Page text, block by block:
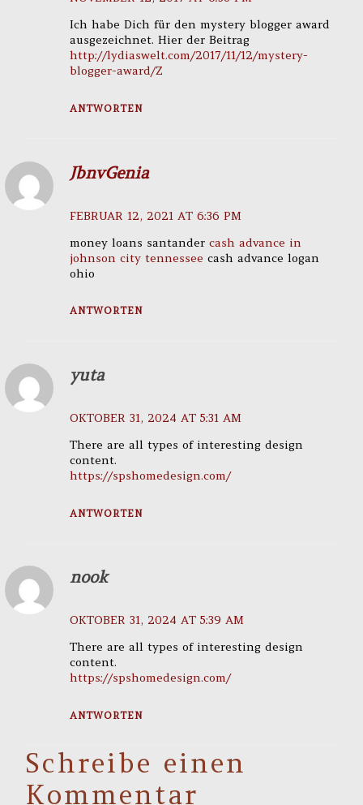
Ich habe Dich für den mystery blogger award
ausgezeichnet. Hier der Beitrag
http://lydiaswelt.com/2017/11/12/mystery-
blogger-award/Z
ANTWORTEN
JbnvGenia
FEBRUAR 12, 2021 AT 6:36 PM
money loans santander cash advance in
johnson city tennessee cash advance logan
ohio
ANTWORTEN
yuta
OKTOBER 31, 2024 AT 5:31 AM
There are all types of interesting design
content.
https://spshomedesign.com/
ANTWORTEN
nook
OKTOBER 31, 2024 AT 5:39 AM
There are all types of interesting design
content.
https://spshomedesign.com/
ANTWORTEN
Schreibe einen
Kommentar